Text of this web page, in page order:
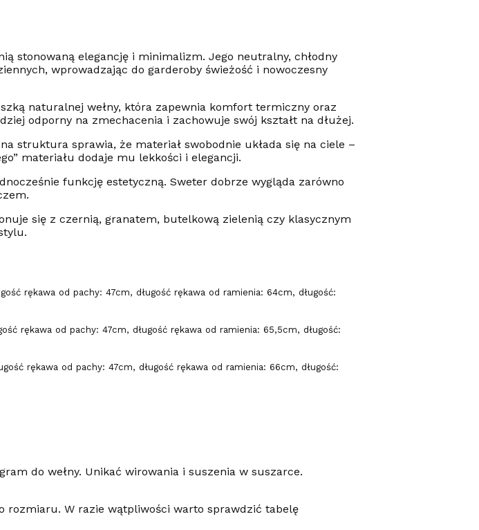
stonowaną elegancję i minimalizm. Jego neutralny, chłodny
wprowadzając do garderoby świeżość i nowoczesny
naturalnej wełny, która zapewnia komfort termiczny oraz
odporny na zmechacenia i zachowuje swój kształt na dłużej.
struktura sprawia, że materiał swobodnie układa się na ciele –
materiału dodaje mu lekkości i elegancji.
funkcję estetyczną. Sweter dobrze wygląda zarówno
się z czernią, granatem, butelkową zielenią czy klasycznym
rękawa od pachy: 47cm, długość rękawa od ramienia: 64cm, długość:
rękawa od pachy: 47cm, długość rękawa od ramienia: 65,5cm, długość:
rękawa od pachy: 47cm, długość rękawa od ramienia: 66cm, długość:
do wełny. Unikać wirowania i suszenia w suszarce.
rozmiaru. W razie wątpliwości warto sprawdzić tabelę